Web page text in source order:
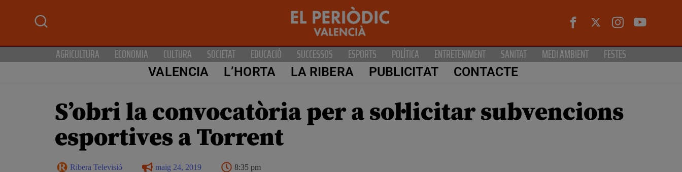
AGRICULTURA ECONOMIA CULTURA SOCIETAT EDUCACIÓ SUCCESSOS ESPORTS POLÍTICA ENTRETENIMENT SANITAT MEDI AMBIENT FESTES
VALENCIA L’HORTA LA RIBERA PUBLICITAT CONTACTE
S’obri la convocatòria per a sol·licitar subvencions
esportives a Torrent
Ribera Televisió maig 24, 2019 8:35 pm